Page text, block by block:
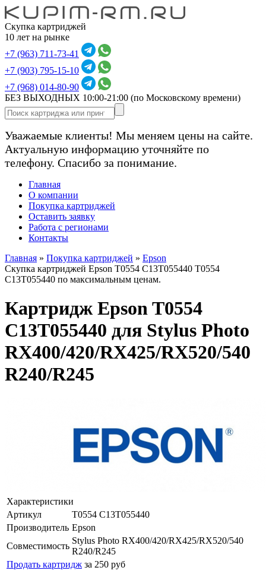
Скупка картриджей
10 лет на рынке
+7 (963) 711-73-41
+7 (903) 795-15-10
+7 (968) 014-80-90
БЕЗ ВЫХОДНЫХ 10:00-21:00 (по Московскому времени)
Уважаемые клиенты! Мы меняем цены на сайте.
Актуальную информацию уточняйте по
телефону. Спасибо за понимание.
Главная
О компании
Покупка картриджей
Оставить заявку
Работа с регионами
Контакты
Главная » Покупка картриджей » Epson
Скупка картриджей Epson T0554 C13T055440 T0554
C13T055440 по максимальным ценам.
Картридж Epson T0554
C13T055440 для Stylus Photo
RX400/420/RX425/RX520/540
R240/R245
Характеристики
Артикул
T0554 C13T055440
Производитель Epson
Совместимость
Stylus Photo RX400/420/RX425/RX520/540
R240/R245
Продать картридж за 250 руб